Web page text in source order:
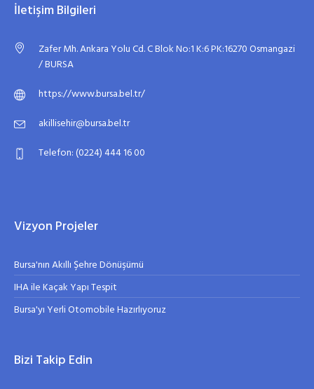
İletişim Bilgileri
Zafer Mh. Ankara Yolu Cd. C Blok No:1 K:6 PK:16270 Osmangazi
/ BURSA
https://www.bursa.bel.tr/
akillisehir@bursa.bel.tr
Telefon: (0224) 444 16 00
Vizyon Projeler
Bursa'nın Akıllı Şehre Dönüşümü
IHA ile Kaçak Yapı Tespit
Bursa'yı Yerli Otomobile Hazırlıyoruz
Bizi Takip Edin